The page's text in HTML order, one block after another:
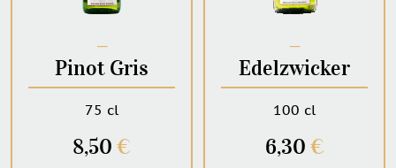
─
Pinot Gris
75 cl
8,50 €
─
Edelzwicker
100 cl
6,30 €